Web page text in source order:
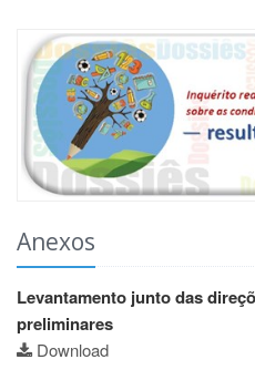
Anexos
Levantamento junto das
preliminares
Download